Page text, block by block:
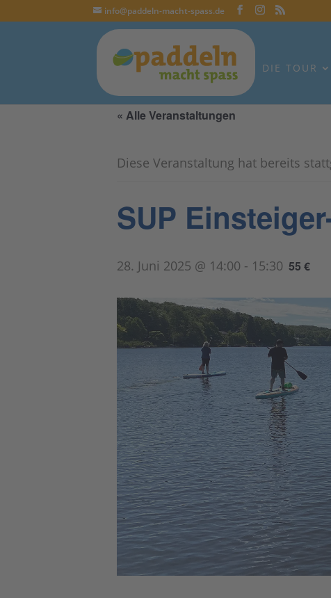
info@paddeln-macht-spass.de
DIE TOUR
« Alle Veranstaltungen
Diese Veranstaltung hat bereits
SUP
28. Juni 2025 @ 14:00 - 15:30 55 €